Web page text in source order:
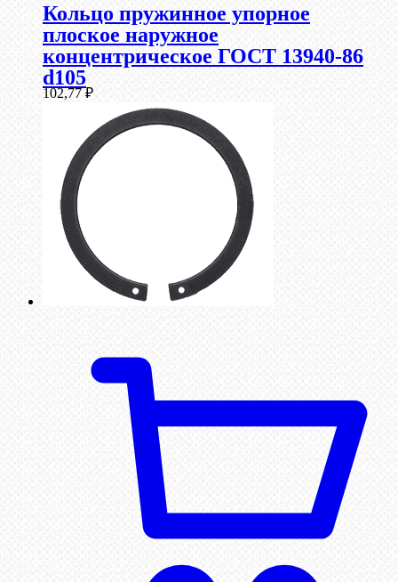
Кольцо пружинное упорное
плоское наружное
концентрическое ГОСТ 13940-86
d105
102,77₽